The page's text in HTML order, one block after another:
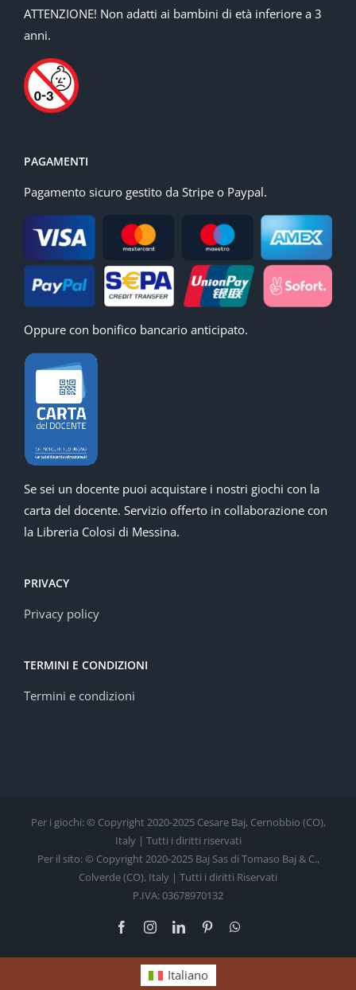
ATTENZIONE! Non adatti ai bambini di età inferiore a 3
anni.
PAGAMENTI
Pagamento sicuro gestito da Stripe o Paypal.
Oppure con bonifico bancario anticipato.
Se sei un docente puoi acquistare i nostri giochi con la
carta del docente. Servizio offerto in collaborazione con
la Libreria Colosi di Messina.
PRIVACY
Privacy policy
TERMINI E CONDIZIONI
Termini e condizioni
Per i giochi: © Copyright 2020-2025 Cesare Baj, Cernobbio (CO),
Italy | Tutti i diritti riservati
Per il sito: © Copyright 2020-2025 Baj Sas di Tomaso Baj & C.,
Colverde (CO), Italy | Tutti i diritti Riservati
P.IVA: 03678970132
FacebookInstagramLinkedInPinterest
Italiano